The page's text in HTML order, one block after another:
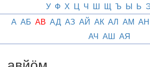
У Ф Х Ц Ч Ш Щ Ъ Ы Ь
А АБ АВ АД АЗ АЙ АК АЛ АМ АН
АЧ АШ АЯ